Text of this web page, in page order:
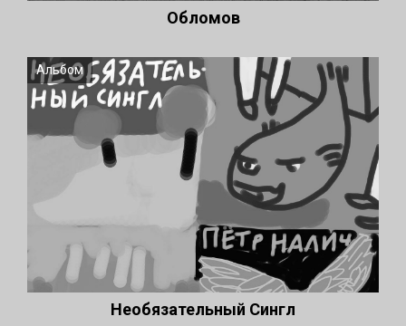
Обломов
Альбом
Необязательный Сингл